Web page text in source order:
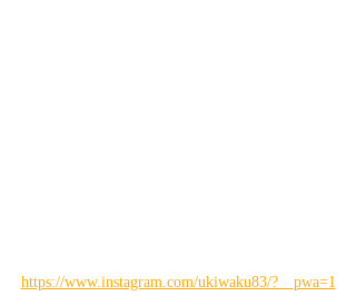
https://www.instagram.com/ukiwaku83/?__pwa=1